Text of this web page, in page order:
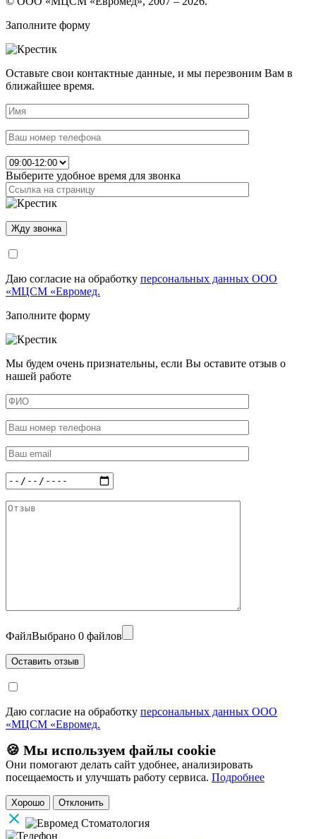
Заполните форму
Оставьте свои контактные данные, и мы перезвоним Вам в
ближайшее время.
Выберите удобное время для звонка
Даю согласие на обработку персональных данных ООО
«МЦСМ «Евромед.
Заполните форму
Мы будем очень признательны, если Вы оставите отзыв о
нашей работе
ФайлВыбрано 0 файлов
Даю согласие на обработку персональных данных ООО
«МЦСМ «Евромед.
🍪 Мы используем файлы cookie
Они помогают делать сайт удобнее, анализировать
посещаемость и улучшать работу сервиса. Подробнее
Хорошо Отклонить